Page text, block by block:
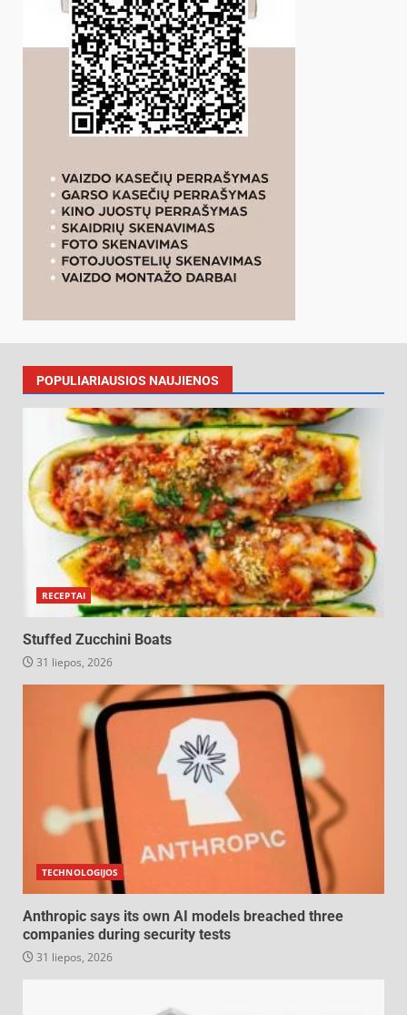
POPULIARIAUSIOS NAUJIENOS
RECEPTAI
Stuffed Zucchini Boats
31 liepos, 2026
TECHNOLOGIJOS
Anthropic says its own AI models breached three
companies during security tests
31 liepos, 2026